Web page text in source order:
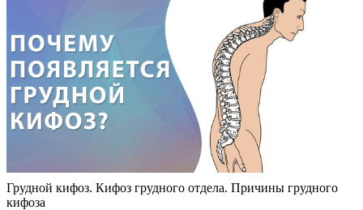
Грудной кифоз. Кифоз грудного отдела. Причины грудного
кифоза